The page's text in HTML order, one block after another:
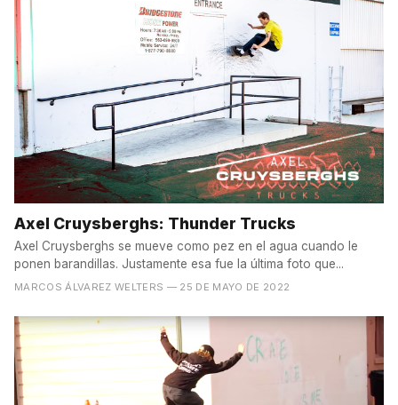
Axel Cruysberghs: Thunder Trucks
Axel Cruysberghs se mueve como pez en el agua cuando le
ponen barandillas. Justamente esa fue la última foto que...
MARCOS ÁLVAREZ WELTERS — 25 DE MAYO DE 2022